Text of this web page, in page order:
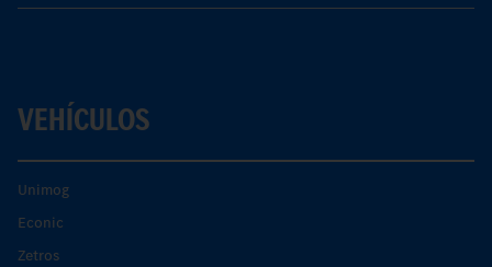
VEHÍCULOS
Unimog
Econic
Zetros